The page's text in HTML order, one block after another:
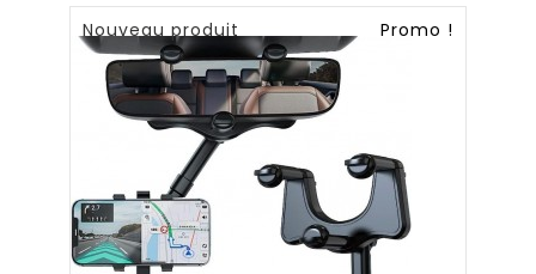
Promo !
Nouveau produit